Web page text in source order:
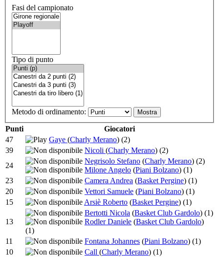
Fasi del campionato
Tipo di punto
Metodo di ordinamento:
Punti
Giocatori
47
Gaye (Charly Merano) (2)
39
Nicoli (Charly Merano) (2)
24
Negrisolo Stefano (Charly Merano) (2)
Milone Angelo (Piani Bolzano) (1)
23
Camera Andrea (Basket Pergine) (1)
20
Vettori Samuele (Piani Bolzano) (1)
15
Arsiè Roberto (Basket Pergine) (1)
13
Bertotti Nicola (Basket Club Gardolo) (1)
Rodler Daniele (Basket Club Gardolo)
(1)
11
Fontana Johannes (Piani Bolzano) (1)
10
Call (Charly Merano) (1)